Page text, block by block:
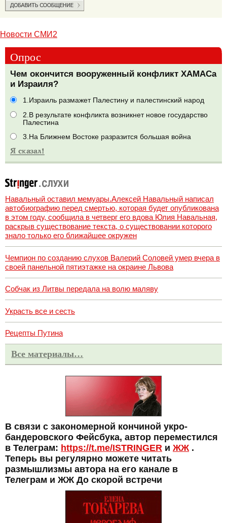
Новости СМИ2
Опрос
Чем окончится вооруженный конфликт ХАМАСа
и Израиля?
1.Израиль размажет Палестину и палестинский народ
2.В результате конфликта возникнет новое государство
Палестина
3.На Ближнем Востоке разразится большая война
Навальный оставил мемуары.Алексей Навальный написал
автобиографию перед смертью, которая будет опубликована
в этом году, сообщила в четверг его вдова Юлия Навальная,
раскрыв существование текста, о существовании которого
знало только его ближайшее окружен
Чемпион по созданию слухов Валерий Соловей умер вчера в
своей панельной пятиэтажке на окраине Львова
Собчак из Литвы передала на волю маляву
Украсть все и сесть
Рецепты Путина
Все материалы…
В связи с закономерной кончиной укро-
бандеровского Фейсбука, автор переместился
в Телеграм: https://t.me/ISTRINGER и ЖЖ .
Теперь вы регулярно можете читать
размышлизмы автора на его канале в
Телеграм и ЖЖ До скорой встречи